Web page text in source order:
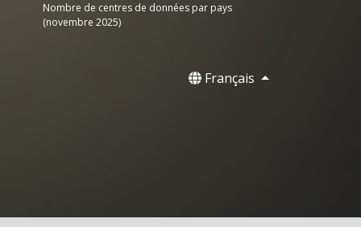
Nombre de centres de données par pays
(novembre 2025)
Français